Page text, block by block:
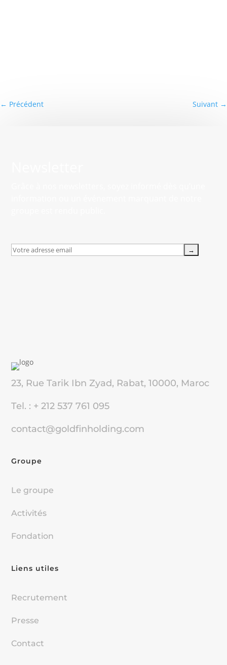
← Précédent Suivant →
23, Rue Tarik Ibn Zyad, Rabat, 10000, Maroc
Tel. : + 212 537 761 095
contact@goldfinholding.com
Groupe
Le groupe
Activités
Fondation
Liens utiles
Recrutement
Presse
Contact